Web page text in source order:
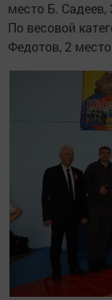
место Б. Садеев,
По весовой
Федотов, 2